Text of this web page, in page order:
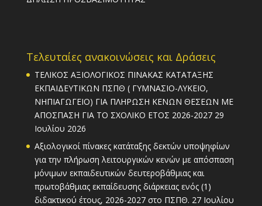
Τελευταίες ανακοινώσεις και Δράσεις
ΤΕΛΙΚΟΣ ΑΞΙΟΛΟΓΙΚΟΣ ΠΙΝΑΚΑΣ ΚΑΤΑΤΑΞΗΣ
ΕΚΠΑΙΔΕΥΤΙΚΩΝ ΠΣΠΘ ( ΓΥΜΝΑΣΙΟ-ΛΥΚΕΙΟ,
ΝΗΠΙΑΓΩΓΕΙΟ) ΓΙΑ ΠΛΗΡΩΣΗ ΚΕΝΩΝ ΘΕΣΕΩΝ ΜΕ
ΑΠΟΣΠΑΣΗ ΓΙΑ ΤΟ ΣΧΟΛΙΚΟ ΕΤΟΣ 2026-2027 29
Ιουλίου 2026
Αξιολογικοί πίνακες κατάταξης δεκτών υποψηφίων
για την πλήρωση λειτουργικών κενών με απόσπαση
μόνιμων εκπαιδευτικών δευτεροβάθμιας και
πρωτοβάθμιας εκπαίδευσης διάρκειας ενός (1)
διδακτικού έτους, 2026-2027 στο ΠΣΠΘ. 27 Ιουλίου